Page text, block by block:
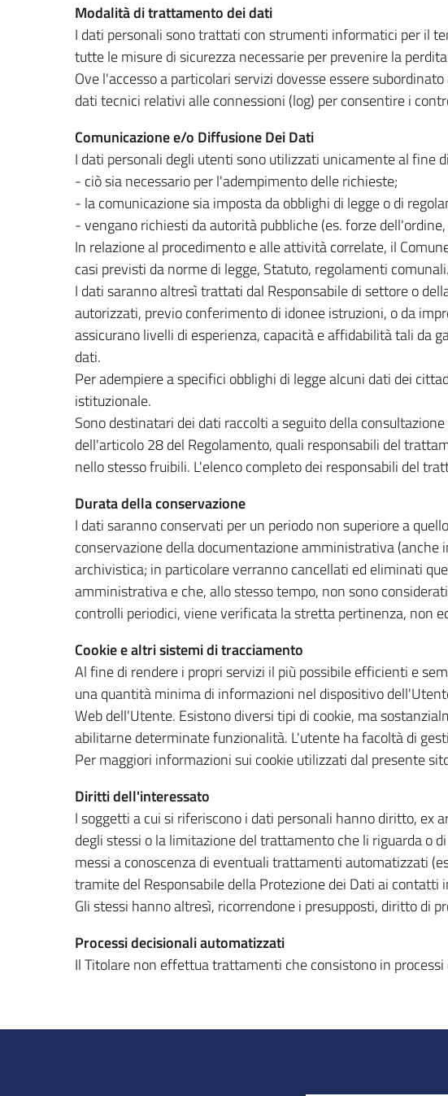
Modalità di trattamento dei dati
I dati personali sono trattati con strumenti informatici per il
tutte le misure di sicurezza necessarie per prevenire la
Ove l'accesso a particolari servizi dovesse essere
dati tecnici relativi alle connessioni (log) per consentire i
Comunicazione e/o Diffusione Dei Dati
I dati personali degli utenti sono utilizzati unicamente al fine
- ciò sia necessario per l'adempimento delle richieste;
- la comunicazione sia imposta da obblighi di legge o di
- vengano richiesti da autorità pubbliche (es. forze
In relazione al procedimento e alle attività correlate, il
casi previsti da norme di legge, Statuto, regolamenti comunali.
I dati saranno altresì trattati dal Responsabile di settore o
autorizzati, previo conferimento di idonee istruzioni, o da
assicurano livelli di esperienza, capacità e affidabilità tali da
dati.
Per adempiere a specifici obblighi di legge alcuni dati dei
istituzionale.
Sono destinatari dei dati raccolti a seguito della
dell'articolo 28 del Regolamento, quali responsabili del
nello stesso fruibili. L'elenco completo dei responsabili del
Durata della conservazione
I dati saranno conservati per un periodo non superiore a
conservazione della documentazione amministrativa
archivistica; in particolare verranno cancellati ed eliminati
amministrativa e che, allo stesso tempo, non sono
controlli periodici, viene verificata la stretta pertinenza, non
Cookie e altri sistemi di tracciamento
Al fine di rendere i propri servizi il più possibile efficienti e
una quantità minima di informazioni nel dispositivo
Web dell'Utente. Esistono diversi tipi di cookie, ma
abilitarne determinate funzionalità. L'utente ha facoltà di
Per maggiori informazioni sui cookie utilizzati dal presente
Diritti dell'interessato
I soggetti a cui si riferiscono i dati personali hanno diritto, ex
degli stessi o la limitazione del trattamento che li riguarda o
messi a conoscenza di eventuali trattamenti automatizzati
tramite del Responsabile della Protezione dei Dati ai contatti
Gli stessi hanno altresì, ricorrendone i presupposti, diritto di
Processi decisionali automatizzati
Il Titolare non effettua trattamenti che consistono in